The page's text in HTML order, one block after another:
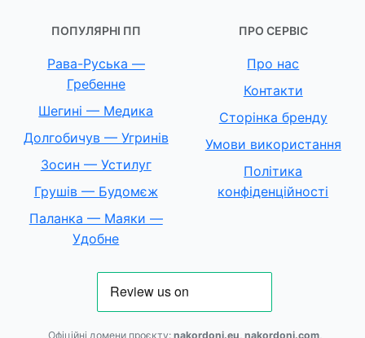
ПОПУЛЯРНІ ПП
Рава-Руська —
Гребенне
Шегині — Медика
Долгобичув — Угринів
Зосин — Устилуг
Грушів — Будомєж
Паланка — Маяки —
Удобне
ПРО СЕРВІС
Про нас
Контакти
Сторінка бренду
Умови використання
Політика
конфіденційності
Офіційні домени проєкту: nakordoni.eu nakordoni.com,